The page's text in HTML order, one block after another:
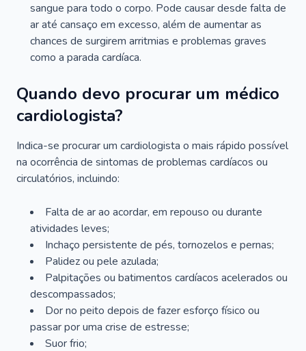
sangue para todo o corpo. Pode causar desde falta de
ar até cansaço em excesso, além de aumentar as
chances de surgirem arritmias e problemas graves
como a parada cardíaca.
Quando devo procurar um médico
cardiologista?
Indica-se procurar um cardiologista o mais rápido possível
na ocorrência de sintomas de problemas cardíacos ou
circulatórios, incluindo:
Falta de ar ao acordar, em repouso ou durante
atividades leves;
Inchaço persistente de pés, tornozelos e pernas;
Palidez ou pele azulada;
Palpitações ou batimentos cardíacos acelerados ou
descompassados;
Dor no peito depois de fazer esforço físico ou
passar por uma crise de estresse;
Suor frio;